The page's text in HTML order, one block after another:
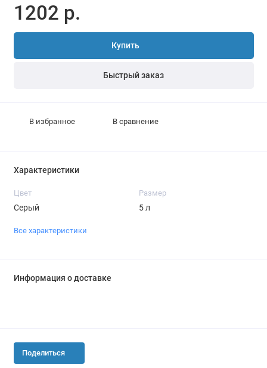
1202 р.
Купить
Быстрый заказ
В избранное В сравнение
Характеристики
Цвет
Серый
Размер
5 л
Все характеристики
Информация о доставке
Поделиться